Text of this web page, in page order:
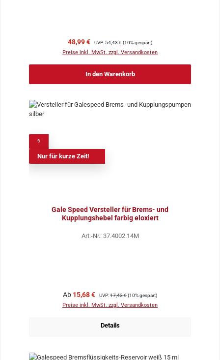
Verkaufspreis:
48,99 € Regulärer Preis:
UVP:54,43 €(10% gespart)
Preise inkl. MwSt. zzgl. Versandkosten
In den Warenkorb
Nur für kurze Zeit!
Gale Speed Versteller für Brems- und
Kupplungshebel farbig eloxiert
Art.-Nr.: 37.4002.14M
Verkaufspreis:
Ab 15,68 € Regulärer Preis:
UVP:17,42 €(10% gespart)
Preise inkl. MwSt. zzgl. Versandkosten
Details